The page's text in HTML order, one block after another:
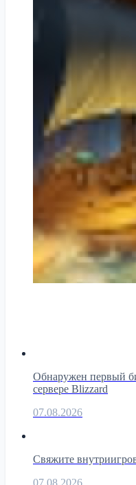
Обнаружен первый
сервере Blizzard
07.08.2026
Свяжите